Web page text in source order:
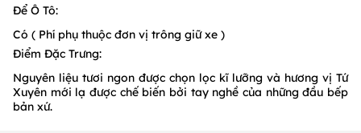
Để Ô Tô:
Có ( Phí phụ thuộc đơn vị trông giữ xe )
Điểm Đặc Trưng:
Nguyên liệu tươi ngon được chọn lọc kĩ lưỡng và hương vị Tứ
Xuyên mới lạ được chế biến bởi tay nghề của những đầu bếp
bản xứ.